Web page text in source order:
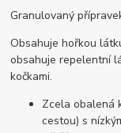
Granulovaný
Obsahuje hořkou
obsahuje repelentní
kočkami.
Zcela obalená
cestou) s